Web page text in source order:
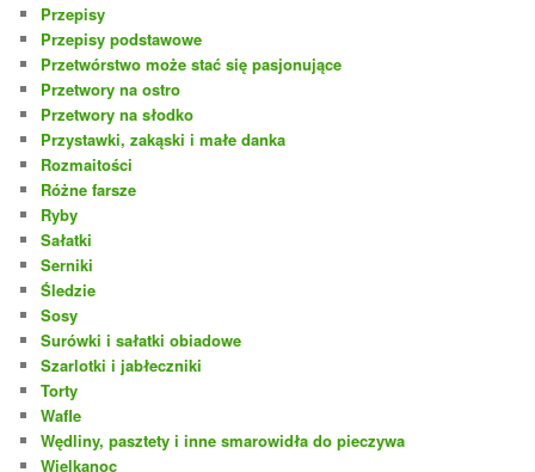
Przepisy
Przepisy podstawowe
Przetwórstwo może stać się pasjonujące
Przetwory na ostro
Przetwory na słodko
Przystawki, zakąski i małe danka
Rozmaitości
Różne farsze
Ryby
Sałatki
Serniki
Śledzie
Sosy
Surówki i sałatki obiadowe
Szarlotki i jabłeczniki
Torty
Wafle
Wędliny, pasztety i inne smarowidła do pieczywa
Wielkanoc